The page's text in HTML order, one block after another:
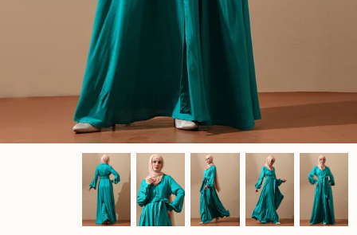
Maternity Dress
Pants
Salwar Kameez
Skirts
Sweaters and cardigans